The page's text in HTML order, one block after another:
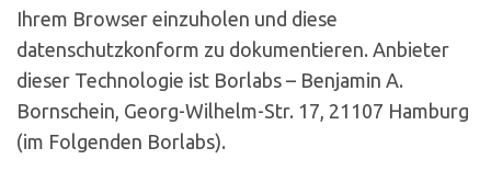
Ihrem Browser einzuholen und diese
datenschutzkonform zu dokumentieren. Anbieter
dieser Technologie ist Borlabs – Benjamin A.
Bornschein, Georg-Wilhelm-Str. 17, 21107 Hamburg
(im Folgenden Borlabs).